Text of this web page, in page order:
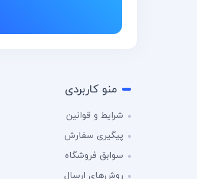
منو کاربردی
شرایط و قوانین
پیگیری سفارش
سوابق فروشگاه
روش‌های ارسال